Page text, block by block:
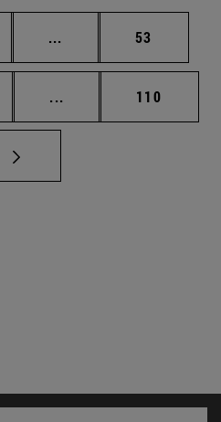
... Páginas intermedias
Página
53
... Páginas intermedias
Página
110